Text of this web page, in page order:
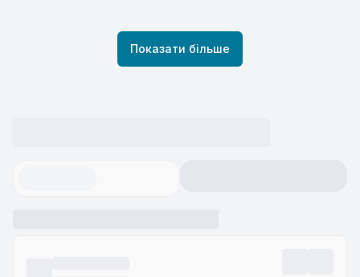
Показати більше